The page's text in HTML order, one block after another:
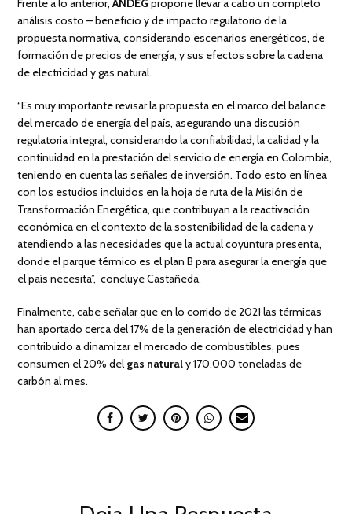
Frente a lo anterior,ANDEG propone llevar a cabo un completo
análisis costo – beneficio y de impacto regulatorio de la
propuesta normativa, considerando escenarios energéticos, de
formación de precios de energía, y sus efectos sobre la cadena
de electricidad y gas natural.
“Es muy importante revisar la propuesta en el marco del balance
del mercado de energía del país, asegurando una discusión
regulatoria integral, considerando la confiabilidad, la calidad y la
continuidad en la prestación del servicio de energía en Colombia,
teniendo en cuenta las señales de inversión. Todo esto en línea
con los estudios incluidos en la hoja de ruta de la Misión de
Transformación Energética, que contribuyan a la reactivación
económica en el contexto de la sostenibilidad de la cadena y
atendiendo a las necesidades que la actual coyuntura presenta,
donde el parque térmico es el plan B para asegurar la energía que
el país necesita”, concluye Castañeda.
Finalmente, cabe señalar que en lo corrido de 2021 las térmicas
han aportado cerca del 17% de la generación de electricidad y han
contribuido a dinamizar el mercado de combustibles, pues
consumen el 20% del gas naturaly 170.000 toneladas de
carbón al mes.